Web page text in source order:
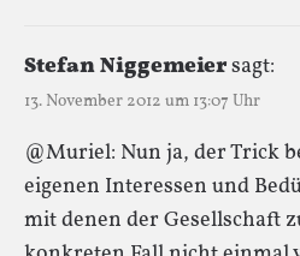
Stefan Niggemeiersagt:
13. November 2012 um 13:07 Uhr
@Muriel: Nun ja, der Trick
eigenen Interessen und
mit denen der Gesellschaft